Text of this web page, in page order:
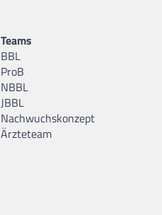
Teams
BBL
ProB
NBBL
JBBL
Nachwuchskonzept
Ärzteteam